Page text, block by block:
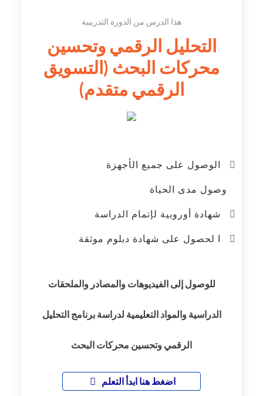
هذا الدرس من الدورة التدريبية
التحليل الرقمي وتحسين
محركات البحث (التسويق
الرقمي متقدم)
الوصول على جميع الأجهزة
وصول مدى الحياة
شهادة أوروبية لإتمام الدراسة
ا لحصول على شهادة دبلوم موثقة
للوصول إلى الفيديوهات والمصادر والملحقات
الدراسية والمواد التعليمية لدراسة برنامج التحليل
الرقمي وتحسين محركات البحث
اضغط هنا ابدأ التعلم